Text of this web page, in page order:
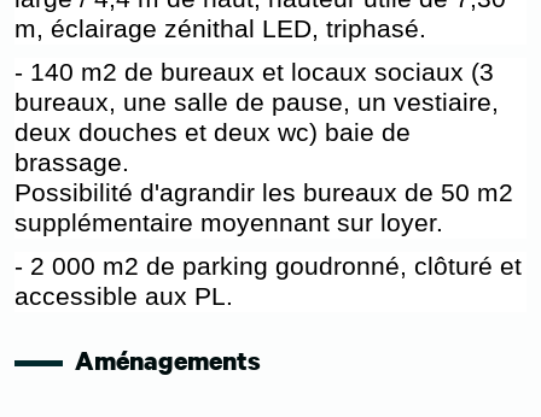
m, éclairage zénithal LED, triphasé.
- 140 m2 de bureaux et locaux sociaux (3
bureaux, une salle de pause, un vestiaire,
deux douches et deux wc) baie de
brassage.
Possibilité d'agrandir les bureaux de 50 m2
supplémentaire moyennant sur loyer.
- 2 000 m2 de parking goudronné, clôturé et
accessible aux PL.
Aménagements